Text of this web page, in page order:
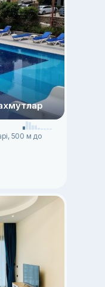
500 м до